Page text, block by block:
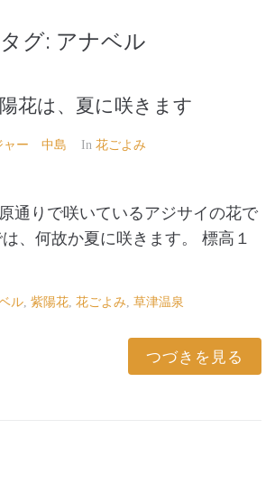
タグ: アナベル
花は、夏に咲きます
ャー 中島 In 花ごよみ
通りで咲いているアジサイの花で
、何故か夏に咲きます。 標高１
ル, 紫陽花, 花ごよみ, 草津温泉
つづきを見る